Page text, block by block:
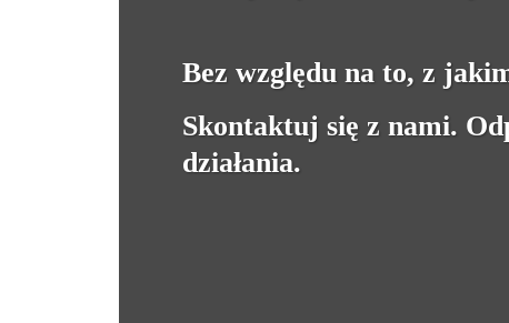
Bez względu na to, z
Skontaktuj się z nami.
działania.